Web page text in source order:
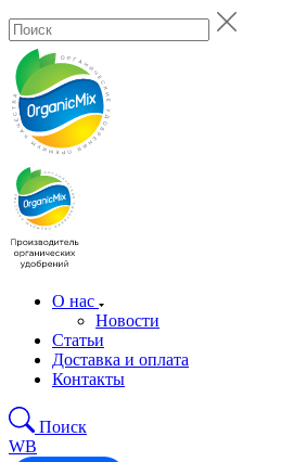
О нас
Новости
Статьи
Доставка и оплата
Контакты
Поиск
WB